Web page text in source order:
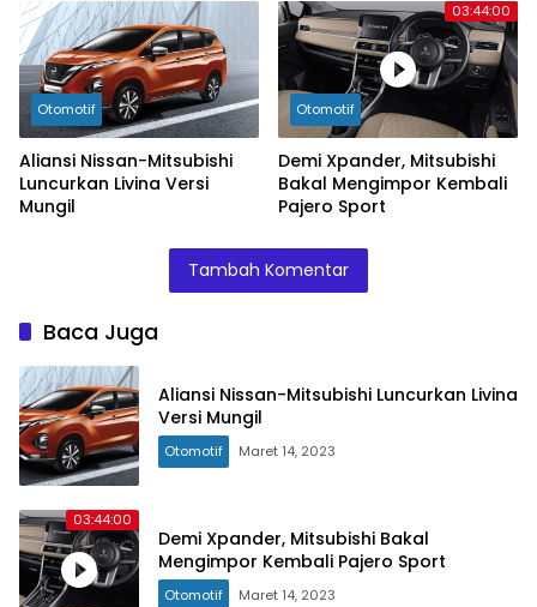
Otomotif
Aliansi Nissan-Mitsubishi
Luncurkan Livina Versi
Mungil
03:44:00
Otomotif
Demi Xpander, Mitsubishi
Bakal Mengimpor Kembali
Pajero Sport
Tambah Komentar
Baca Juga
Aliansi Nissan-Mitsubishi Luncurkan Livina
Versi Mungil
Otomotif Maret 14, 2023
03:44:00
Demi Xpander, Mitsubishi Bakal
Mengimpor Kembali Pajero Sport
Otomotif Maret 14, 2023